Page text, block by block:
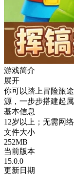
游戏简介
展开
你可以踏上冒险旅
源，一步步搭建起
基本信息
12岁以上；无需网
文件大小
252MB
当前版本
15.0.0
更新日期